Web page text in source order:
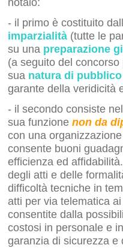
notaio:
- il primo è costituito
imparzialità (tutte le
su una preparazione
(a seguito del
sua natura di
garante della veridicità
- il secondo consiste
sua funzionenon da
con una
consente buoni
efficienza ed
degli atti e delle
difficoltà tecniche in
atti per via telematica
consentite dalla
costosi in personale e
garanzia di sicurezza e